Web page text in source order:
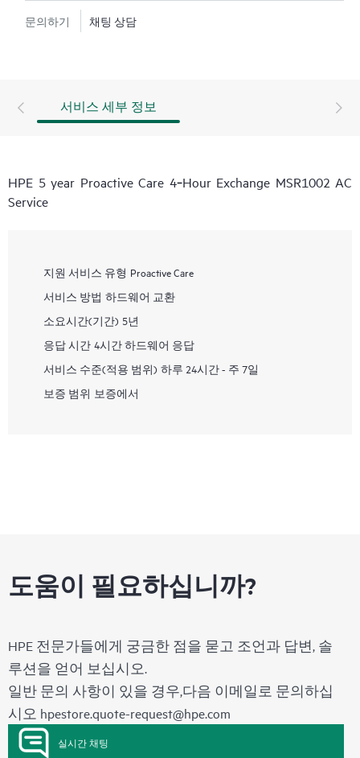
문의하기 채팅 상담
서비스 세부 정보
HPE 5 year Proactive Care 4‑Hour Exchange MSR1002 AC
Service
지원 서비스 유형 Proactive Care
서비스 방법 하드웨어 교환
소요시간(기간) 5년
응답 시간 4시간 하드웨어 응답
서비스 수준(적용 범위) 하루 24시간 - 주 7일
보증 범위 보증에서
도움이 필요하십니까?
HPE 전문가들에게 궁금한 점을 묻고 조언과 답변, 솔
루션을 얻어 보십시오.
일반 문의 사항이 있을 경우,다음 이메일로 문의하십
시오 hpestore.quote-request@hpe.com
실시간 채팅